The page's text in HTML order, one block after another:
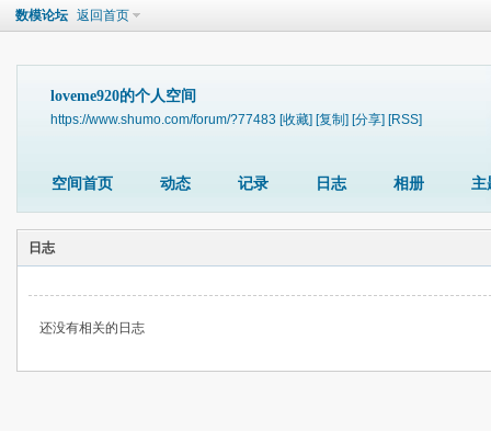
数模论坛 返回首页
loveme920的个人空间
https://www.shumo.com/forum/?77483 [收藏] [复制] [分享] [RSS]
空间首页 动态 记录 日志 相册 主
日志
还没有相关的日志